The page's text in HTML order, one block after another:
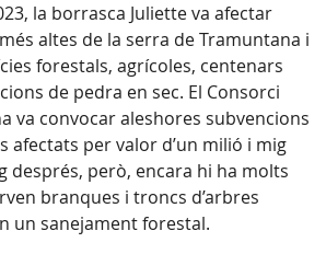
la borrasca Juliette va afectar
altes de la serra de Tramuntana i
forestals, agrícoles, centenars
de pedra en sec. El Consorci
va convocar aleshores subvencions
afectats per valor d’un milió i mig
després, però, encara hi ha molts
branques i troncs d’arbres
un sanejament forestal.